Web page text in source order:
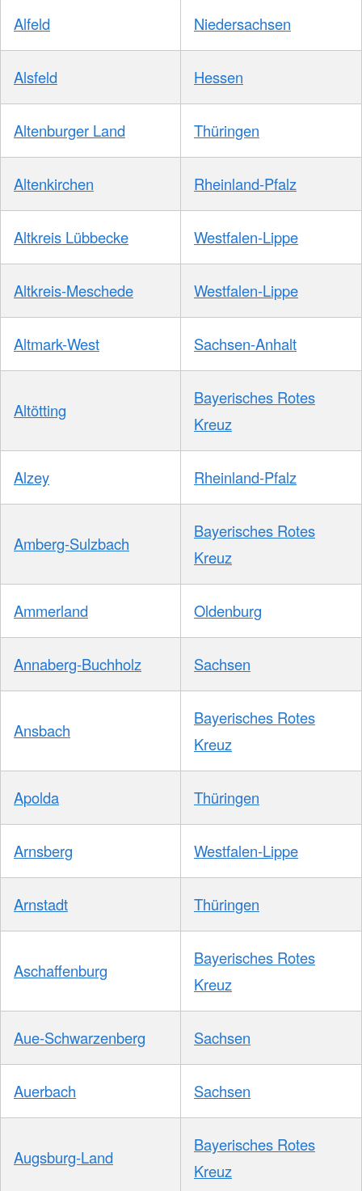
Alfeld Niedersachsen
Alsfeld Hessen
Altenburger Land Thüringen
Altenkirchen Rheinland-Pfalz
Altkreis Lübbecke Westfalen-Lippe
Altkreis-Meschede Westfalen-Lippe
Altmark-West Sachsen-Anhalt
Altötting
Bayerisches Rotes
Kreuz
Alzey Rheinland-Pfalz
Amberg-Sulzbach
Bayerisches Rotes
Kreuz
Ammerland Oldenburg
Annaberg-Buchholz Sachsen
Ansbach
Bayerisches Rotes
Kreuz
Apolda Thüringen
Arnsberg Westfalen-Lippe
Arnstadt Thüringen
Aschaffenburg
Bayerisches Rotes
Kreuz
Aue-Schwarzenberg Sachsen
Auerbach Sachsen
Augsburg-Land
Bayerisches Rotes
Kreuz